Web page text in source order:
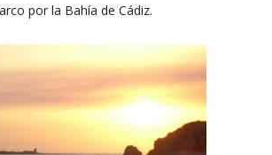
por la Bahía de Cádiz.